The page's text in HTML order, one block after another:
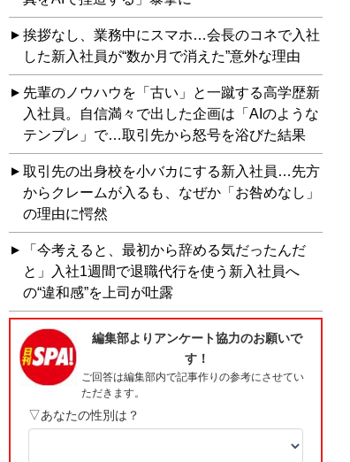
挨拶なし、業務中にスマホ…会長のコネで入社
した新入社員が“数か月で消えた”意外な理由
先輩のノウハウを「古い」と一蹴する高学歴新
入社員。自信満々で出した企画は「AIのような
テンプレ」で…取引先から怒号を浴びた結果
取引先の出身校を小バカにする新入社員…先方
からクレームが入るも、なぜか「お咎めなし」
の理由に愕然
「今考えると、最初から辞める気だったんだ
と」入社1週間で退職代行を使う新入社員へ
の“違和感”を上司が吐露